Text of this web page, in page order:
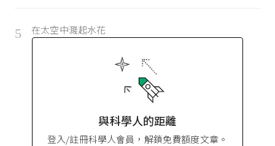
5 在太空中濺起水花
與科學人的距離
登入/註冊科學人會員，解鎖免費額度文章。